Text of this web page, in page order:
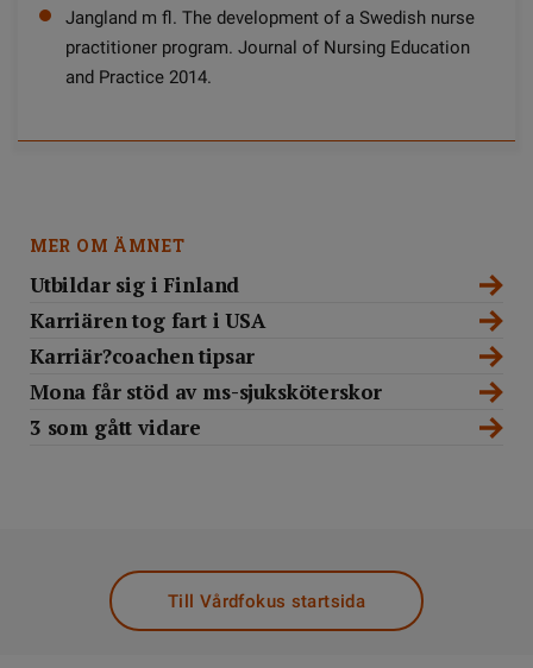
Jangland m fl. The development of a Swedish nurse
practitioner program. Journal of Nursing Education
and Practice 2014.
MER OM ÄMNET
Utbildar sig i Finland
Karriären tog fart i USA
Karriär?coachen tipsar
Mona får stöd av ms-sjuksköterskor
3 som gått vidare
Till Vårdfokus startsida